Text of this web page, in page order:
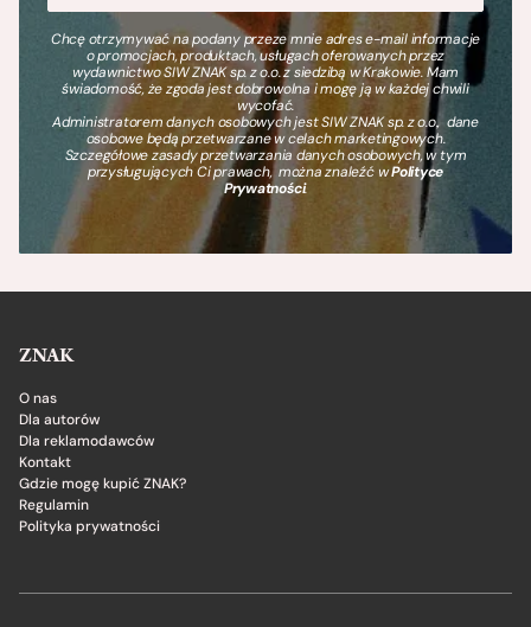
Chcę otrzymywać na podany przeze mnie adres e-mail informacje
o promocjach, produktach, usługach oferowanych przez
wydawnictwo SIW ZNAK sp. z o.o. z siedzibą w Krakowie. Mam
świadomość, że zgoda jest dobrowolna i mogę ją w każdej chwili
wycofać.
Administratorem danych osobowych jest SIW ZNAK sp. z o.o., dane
osobowe będą przetwarzane w celach marketingowych.
Szczegółowe zasady przetwarzania danych osobowych, w tym
przysługujących Ci prawach, można znaleźć wPolityce
Prywatności.
ZNAK
O nas
Dla autorów
Dla reklamodawców
Kontakt
Gdzie mogę kupić ZNAK?
Regulamin
Polityka prywatności